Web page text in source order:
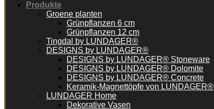
Produkte
Groene planten
Grünpflanzen 6 cm
Grünpflanzen 12 cm
Tingdal by LUNDAGER®
DESIGNS by LUNDAGER®
DESIGNS by LUNDAGER® Stoneware
DESIGNS by LUNDAGER® Dolomite
DESIGNS by LUNDAGER® Concrete
Keramik-Magnettöpfe von LUNDAGER®
LUNDAGER Home
Dekorative Vasen